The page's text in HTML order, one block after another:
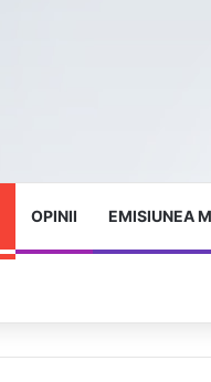
OPINII EMISIUNEA